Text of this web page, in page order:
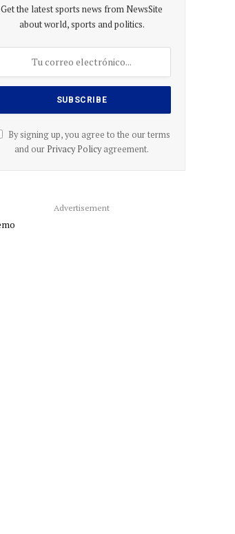
Get the latest sports news from NewsSite
about world, sports and politics.
By signing up, you agree to the our terms
and our Privacy Policyagreement.
Advertisement